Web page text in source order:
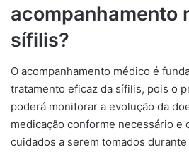
acompanhamento
sífilis?
O acompanhamento médico é
tratamento eficaz da sífilis, pois o
poderá monitorar a evolução da
medicação conforme necessário e
cuidados a serem tomados